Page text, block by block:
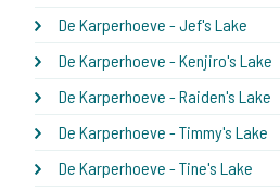
De Karperhoeve - Jef's Lake
De Karperhoeve - Kenjiro's Lake
De Karperhoeve - Raiden's Lake
De Karperhoeve - Timmy's Lake
De Karperhoeve - Tine's Lake